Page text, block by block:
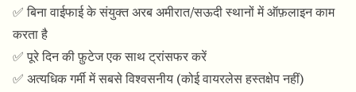
✅ बिना वाईफाई के संयुक्त अरब अमीरात/सऊदी स्थानों में ऑफ़लाइन काम
करता है
✅ पूरे दिन की फ़ुटेज एक साथ ट्रांसफर करें
✅ अत्यधिक गर्मी में सबसे विश्वसनीय (कोई वायरलेस हस्तक्षेप नहीं)